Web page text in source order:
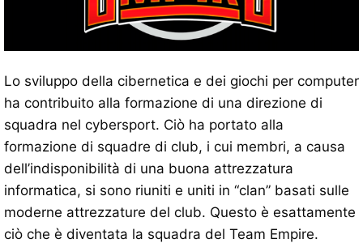
Lo sviluppo della cibernetica e dei giochi per computer
ha contribuito alla formazione di una direzione di
squadra nel cybersport. Ciò ha portato alla
formazione di squadre di club, i cui membri, a causa
dell’indisponibilità di una buona attrezzatura
informatica, si sono riuniti e uniti in “clan” basati sulle
moderne attrezzature del club. Questo è esattamente
ciò che è diventata la squadra del Team Empire.